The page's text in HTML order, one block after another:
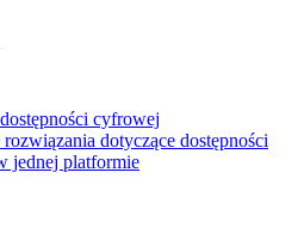
cyfrowej
dotyczące dostępności
jednej platformie